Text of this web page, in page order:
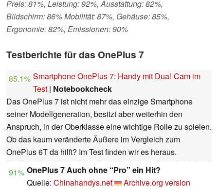
Preis: 81%, Leistung: 92%, Ausstattung: 82%,
Bildschirm: 86% Mobilität: 87%, Gehäuse: 85%,
Ergonomie: 82%, Emissionen: 90%
Testberichte für das OnePlus 7
85.1% Smartphone OnePlus 7: Handy mit Dual-Cam im
Test | Notebookcheck
Das OnePlus 7 ist nicht mehr das einzige Smartphone
seiner Modellgeneration, besitzt aber weiterhin den
Anspruch, in der Oberklasse eine wichtige Rolle zu spielen.
Ob das kaum veränderte Äußere im Vergleich zum
OnePlus 6T da hilft? Im Test finden wir es heraus.
91% OnePlus 7 Auch ohne “Pro” ein Hit?
Quelle: Chinahandys.net
Archive.org version